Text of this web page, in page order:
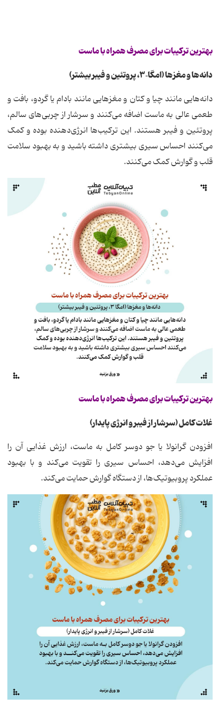
بهترین ترکیبات برای مصرف همراه با ماست
دانه‌ها و مغزها (امگا‑۳، پروتئین و فیبر بیشتر)
دانه‌هایی مانند چیا و کتان و مغزهایی مانند بادام یا گردو، بافت و
طعمی عالی به ماست اضافه می‌کنند و سرشار از چربی‌های سالم،
پروتئین و فیبر هستند. این ترکیب‌ها انرژی‌دهنده بوده و کمک
می‌کنند احساس سیری بیشتری داشته باشید و به بهبود سلامت
قلب و گوارش کمک می‌کنند.
بهترین ترکیبات برای مصرف همراه با ماست
غلات کامل (سرشار از فیبر و انرژی پایدار)
افزودن گرانولا یا جو دوسر کامل به ماست، ارزش غذایی آن را
افزایش می‌دهد، احساس سیری را تقویت می‌کند و با بهبود
عملکرد پروبیوتیک‌ها، از دستگاه گوارش حمایت می‌کند.